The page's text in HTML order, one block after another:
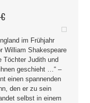
im Frühjahr
William Shakespeare
Töchter Judith und
geschieht …“ –
einen spannenden
den er zu sein
selbst in einem